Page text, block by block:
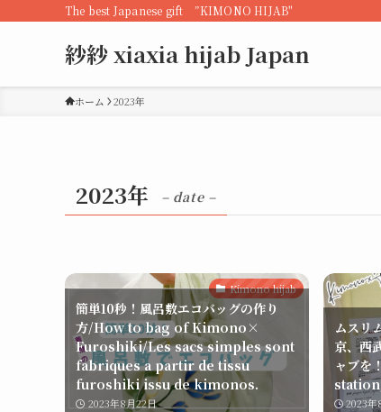
The best Japanese gift ”KIMONO HIJAB"
紗紗 xiaxia hijab Japan
ホーム 2023年
2023年 – date –
Kimono hijab
簡単10秒！風呂敷エコバッグの作り
方/How to bag of Kimono×
Furoshiki/Les sacs simples sont
fabriques a partir de tissu
furoshiki issu de kimonos.
2023年8月22日
ムスリ
京、西
ャブ
2023